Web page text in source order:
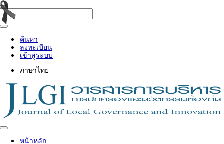
ค้นหา
ลงทะเบียน
เข้าสู่ระบบ
ภาษาไทย
Toggle
navigation
หน้าหลัก